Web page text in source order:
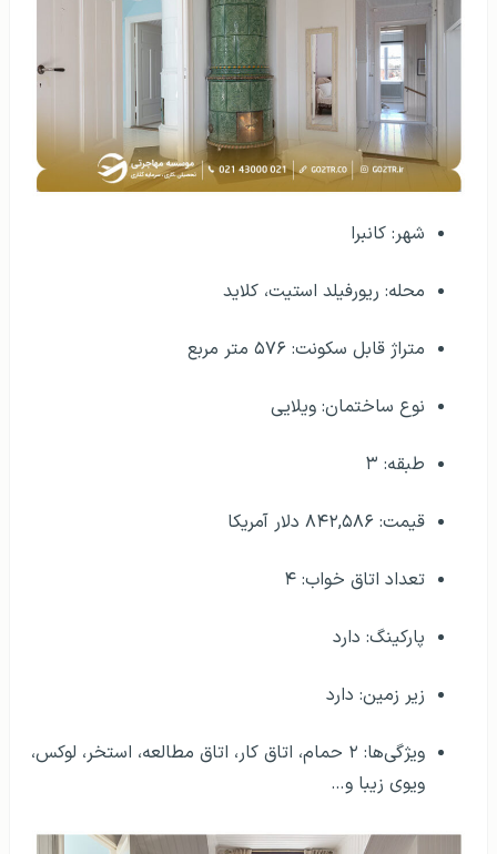
شهر: کانبرا
محله: ریورفیلد استیت، کلاید
متراژ قابل سکونت: ۵۷۶ متر مربع
نوع ساختمان: ویلایی
طبقه: ۳
قیمت: ۸۴۲,۵۸۶ دلار آمریکا
تعداد اتاق خواب: ۴
پارکینگ: دارد
زیر زمین: دارد
ویژگی‌ها: ۲ حمام، اتاق کار، اتاق مطالعه، استخر، لوکس،
ویوی زیبا و…